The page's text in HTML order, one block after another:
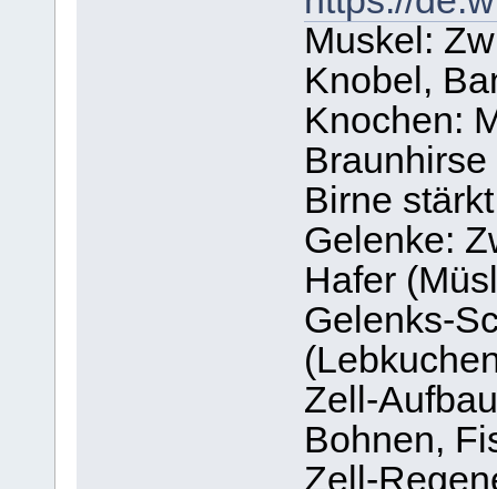
Muskel:
Knobel,
Knochen:
Birne
Gelenke:
Hafer
Gelenks-
Zell-
Bohnen,
Zell-